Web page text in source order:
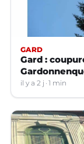
GARD
Gard :
il y a 2 j 1 min